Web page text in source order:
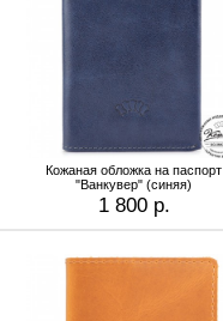
Кожаная обложка на паспорт
"Ванкувер" (синяя)
1 800 р.